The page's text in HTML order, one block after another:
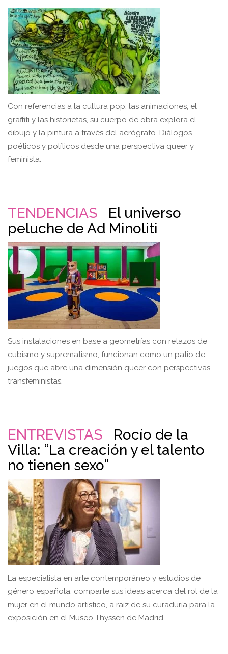
Con referencias a la cultura pop, las animaciones, el
graffiti y las historietas, su cuerpo de obra explora el
dibujo y la pintura a través del aerógrafo. Diálogos
poéticos y políticos desde una perspectiva queer y
feminista.
TENDENCIAS
El universo
peluche de Ad Minoliti
Sus instalaciones en base a geometrías con retazos de
cubismo y suprematismo, funcionan como un patio de
juegos que abre una dimensión queer con perspectivas
transfeministas.
ENTREVISTAS
Rocío de la
Villa: “La creación y el talento
no tienen sexo”
La especialista en arte contemporáneo y estudios de
género española, comparte sus ideas acerca del rol de la
mujer en el mundo artístico, a raíz de su curaduría para la
exposición en el Museo Thyssen de Madrid.